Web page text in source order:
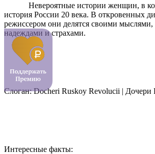
Невероятные истории женщин, в
история России 20 века. В откровенных
режиссером они делятся своими мыслями,
надеждами и страхами.
Слоган: Docheri Ruskoy Revolucii | Дочери
Интересные факты: